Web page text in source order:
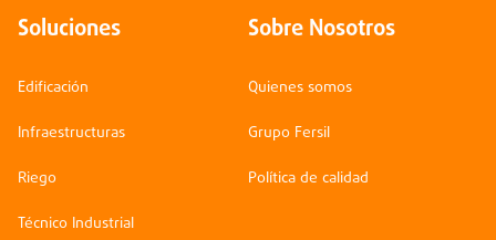
Soluciones
Edificación
Infraestructuras
Riego
Técnico Industrial
Sobre Nosotros
Quienes somos
Grupo Fersil
Política de calidad